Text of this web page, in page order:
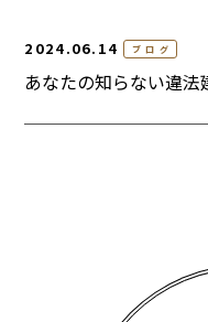
2024.06.14 ブログ
あなたの知らない違